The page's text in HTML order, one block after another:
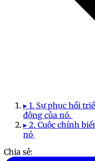
▸ 1. Sự phục hồi
động của nó.
▸ 2. Cuộc chính
nó
Chia sẻ: